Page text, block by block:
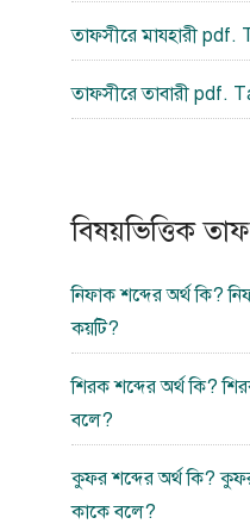
তাফসীরে মাযহারী
তাফসীরে তাবারী pdf.
বিষয়ভিত্তিক
নিফাক শব্দের অর্থ কি?
কয়টি?
শিরক শব্দের অর্থ কি?
বলে?
কুফর শব্দের অর্থ কি?
কাকে বলে?